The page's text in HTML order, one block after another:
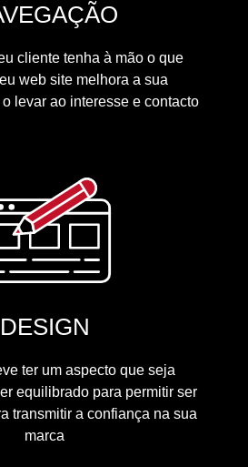
cliente tenha à mão o que
web site melhora a sua
levar ao interesse e contacto
DESIGN
ter um aspecto que seja
equilibrado para permitir ser
transmitir a confiança na sua
marca